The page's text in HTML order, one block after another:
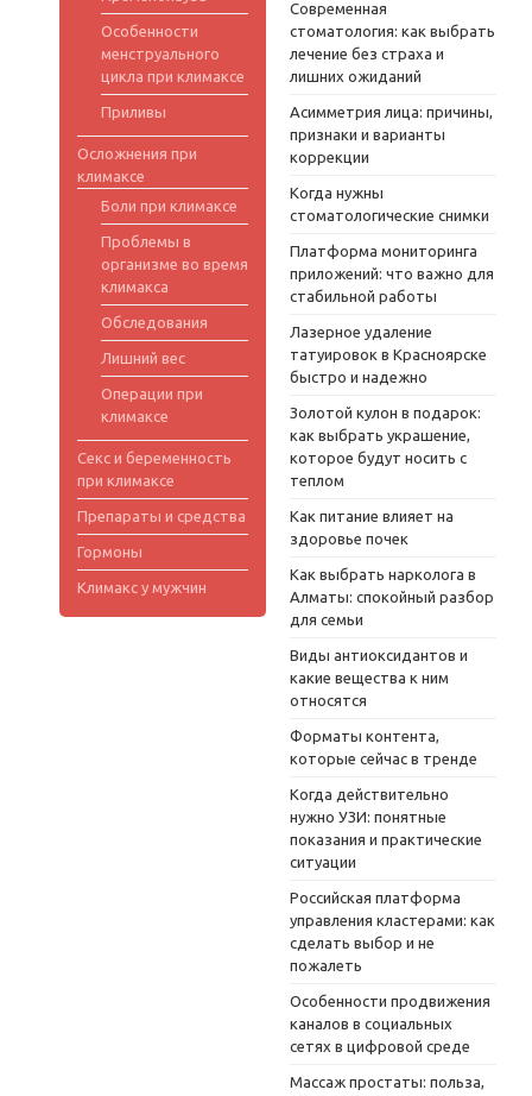
Особенности
менструального
цикла при климаксе
Приливы
Осложнения при
климаксе
Боли при климаксе
Проблемы в
организме во время
климакса
Обследования
Лишний вес
Операции при
климаксе
Секс и беременность
при климаксе
Препараты и средства
Гормоны
Климакс у мужчин
Современная
стоматология: как выбрать
лечение без страха и
лишних ожиданий
Асимметрия лица: причины,
признаки и варианты
коррекции
Когда нужны
стоматологические снимки
Платформа мониторинга
приложений: что важно для
стабильной работы
Лазерное удаление
татуировок в Красноярске
быстро и надежно
Золотой кулон в подарок:
как выбрать украшение,
которое будут носить с
теплом
Как питание влияет на
здоровье почек
Как выбрать нарколога в
Алматы: спокойный разбор
для семьи
Виды антиоксидантов и
какие вещества к ним
относятся
Форматы контента,
которые сейчас в тренде
Когда действительно
нужно УЗИ: понятные
показания и практические
ситуации
Российская платформа
управления кластерами: как
сделать выбор и не
пожалеть
Особенности продвижения
каналов в социальных
сетях в цифровой среде
Массаж простаты: польза,